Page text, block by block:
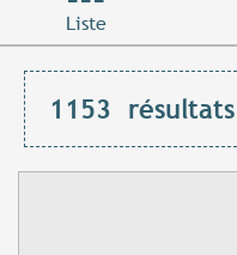
Liste
1153 résultats